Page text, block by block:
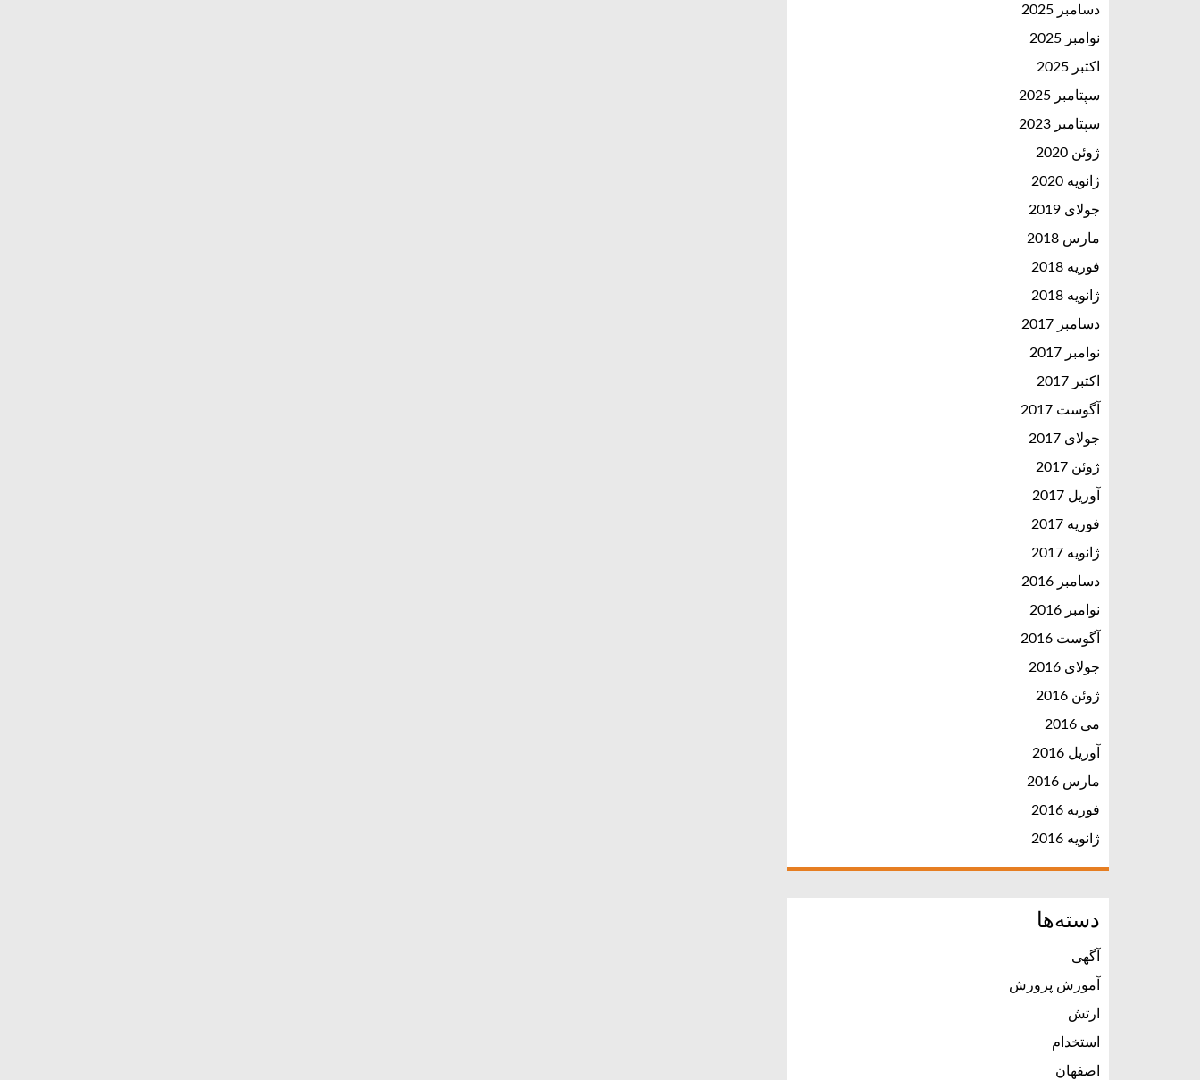
دسامبر 2025
نوامبر 2025
اکتبر 2025
سپتامبر 2025
سپتامبر 2023
ژوئن 2020
ژانویه 2020
جولای 2019
مارس 2018
فوریه 2018
ژانویه 2018
دسامبر 2017
نوامبر 2017
اکتبر 2017
آگوست 2017
جولای 2017
ژوئن 2017
آوریل 2017
فوریه 2017
ژانویه 2017
دسامبر 2016
نوامبر 2016
آگوست 2016
جولای 2016
ژوئن 2016
می 2016
آوریل 2016
مارس 2016
فوریه 2016
ژانویه 2016
دسته‌ها
آگهی
آموزش پرورش
ارتش
استخدام
اصفهان